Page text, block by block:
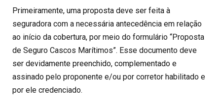
Primeiramente, uma proposta deve ser feita à
seguradora com a necessária antecedência em relação
ao início da cobertura, por meio do formulário “Proposta
de Seguro Cascos Marítimos”. Esse documento deve
ser devidamente preenchido, complementado e
assinado pelo proponente e/ou por corretor habilitado e
por ele credenciado.